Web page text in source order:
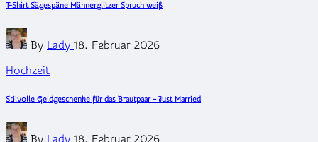
T-Shirt Sägespäne Männerglitzer Spruch weiß
Posted
by
By Lady 18. Februar 2026
Posted
Hochzeit
Stilvolle Geldgeschenke für das Brautpaar – Just Married
Posted
By Lady 18. Februar 2026